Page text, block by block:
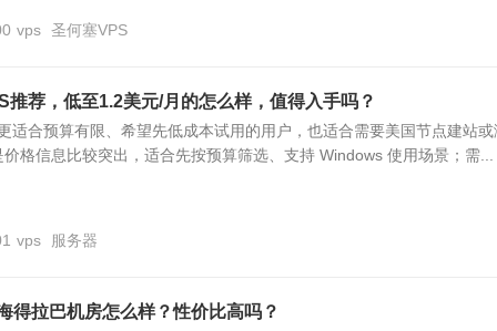
vps 圣何塞VPS
推荐，低至1.2美元/月的怎么样，值得入手吗？
适合预算有限、希望先低成本试用的用户，也适合需要美国节点建站或
格信息比较突出，适合先按预算筛选、支持 Windows 使用场景；需...
vps 服务器
得拉巴机房怎么样？性价比高吗？